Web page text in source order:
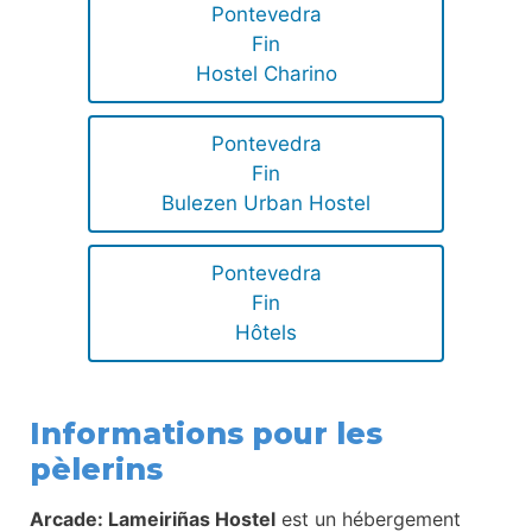
Pontevedra
Fin
Hostel Charino
Pontevedra
Fin
Bulezen Urban Hostel
Pontevedra
Fin
Hôtels
Informations pour les
pèlerins
Arcade: Lameiriñas Hostel est un hébergement